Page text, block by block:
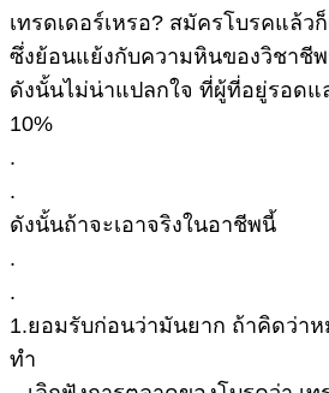
เทรดเดอร์เหรอ? สมัครโบรคแล้วก็
ซึ่งย้อนแย้งกับความหินของวิชาชี
ดังนั้นไม่น่าแปลกใจ ที่ผู้ที่อยู่รอดแ
10%
.
.
ดังนั้นถ้าจะเอาจริงในอาชีพนี้
.
.
1.ยอมรับก่อนว่ามันยาก ถ้าคิดว่า
ทำ